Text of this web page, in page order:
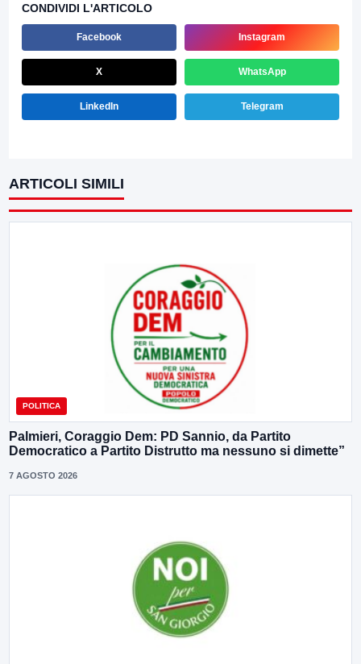
CONDIVIDI L'ARTICOLO
Facebook Instagram
X WhatsApp
LinkedIn Telegram
ARTICOLI SIMILI
POLITICA
Palmieri, Coraggio Dem: PD Sannio, da Partito
Democratico a Partito Distrutto ma nessuno si dimette”
7 AGOSTO 2026